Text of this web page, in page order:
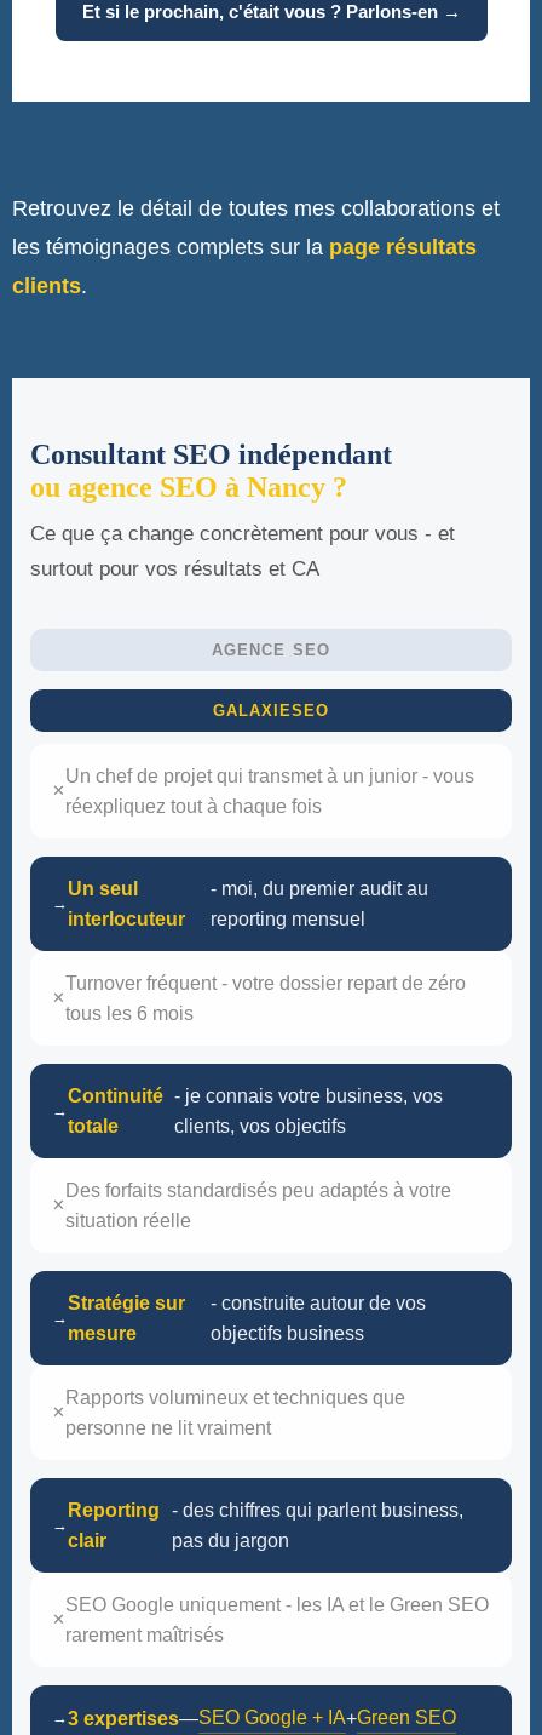
Et si le prochain, c'était vous ? Parlons-en →
Retrouvez le détail de toutes mes collaborations et
les témoignages complets sur la page résultats
clients.
Consultant SEO indépendant
ou agence SEO à Nancy ?
Ce que ça change concrètement pour vous - et
surtout pour vos résultats et CA
AGENCE SEO
GALAXIESEO
✕
Un chef de projet qui transmet à un junior - vous
réexpliquez tout à chaque fois
→
Un seul
interlocuteur
- moi, du premier audit au
reporting mensuel
✕
Turnover fréquent - votre dossier repart de zéro
tous les 6 mois
→
Continuité
totale
- je connais votre business, vos
clients, vos objectifs
✕
Des forfaits standardisés peu adaptés à votre
situation réelle
→
Stratégie sur
mesure
- construite autour de vos
objectifs business
✕
Rapports volumineux et techniques que
personne ne lit vraiment
→
Reporting
clair
- des chiffres qui parlent business,
pas du jargon
✕
SEO Google uniquement - les IA et le Green SEO
rarement maîtrisés
→3 expertises—SEO Google + IA+Green SEO